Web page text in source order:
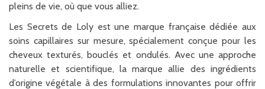
pleins de vie, où que vous alliez.
Les Secrets de Loly est une marque française dédiée aux
soins capillaires sur mesure, spécialement conçue pour les
cheveux texturés, bouclés et ondulés. Avec une approche
naturelle et scientifique, la marque allie des ingrédients
d’origine végétale à des formulations innovantes pour offrir